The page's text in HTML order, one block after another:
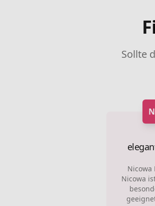
Sollte
Nicowa
Nicowa